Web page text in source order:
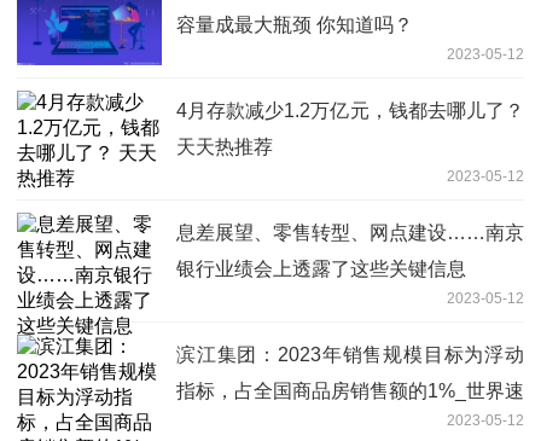
容量成最大瓶颈 你知道吗？
2023-05-12
4月存款减少1.2万亿元，钱都去哪儿了？
天天热推荐
2023-05-12
息差展望、零售转型、网点建设……南京
银行业绩会上透露了这些关键信息
2023-05-12
滨江集团：2023年销售规模目标为浮动
指标，占全国商品房销售额的1%_世界速
2023-05-12